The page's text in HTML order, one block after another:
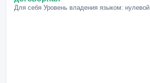
Для себя Уровень владения языком: нулевой